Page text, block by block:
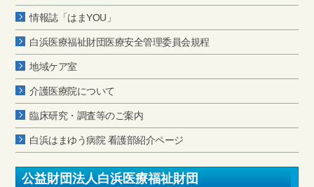
情報誌「はまYOU」
白浜医療福祉財団医療安全管理委員会規程
地域ケア室
介護医療院について
臨床研究・調査等のご案内
白浜はまゆう病院 看護部紹介ページ
公益財団法人白浜医療福祉財団